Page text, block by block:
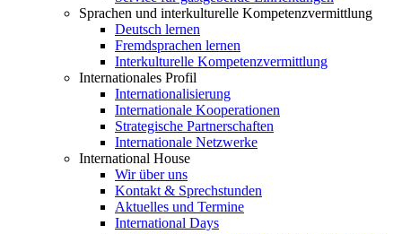
Sprachen und interkulturelle Kompetenzvermittlung
Deutsch lernen
Fremdsprachen lernen
Interkulturelle Kompetenzvermittlung
Internationales Profil
Internationalisierung
Internationale Kooperationen
Strategische Partnerschaften
Internationale Netzwerke
International House
Wir über uns
Kontakt & Sprechstunden
Aktuelles und Termine
International Days